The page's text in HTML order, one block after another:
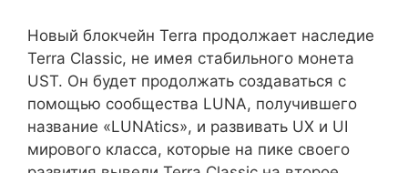
Новый блокчейн Terra продолжает наследие
Terra Classic, не имея стабильного монета
UST. Он будет продолжать создаваться с
помощью сообщества LUNA, получившего
название «LUNAtics», и развивать UX и UI
мирового класса, которые на пике своего